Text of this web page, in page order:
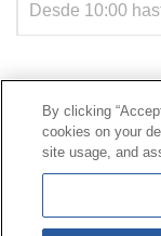
Desde 10:00
Contacto|
Línea Universal
© Mutua
By clicking
cookies on your
site usage, and